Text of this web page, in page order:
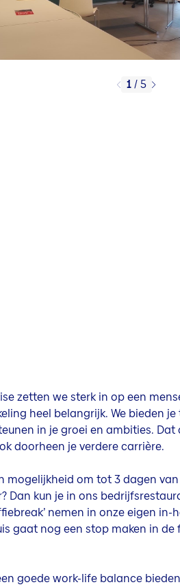
1/5
zetten we sterk in op een
heel belangrijk. We bieden
in je groei en ambities.
doorheen je verdere carrière.
mogelijkheid om tot 3 dagen
Dan kun je in ons
nemen in onze eigen
gaat nog een stop maken in
goede work-life balance